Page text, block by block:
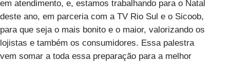
em atendimento, e, estamos trabalhando para o Natal
deste ano, em parceria com a TV Rio Sul e o Sicoob,
para que seja o mais bonito e o maior, valorizando os
lojistas e também os consumidores. Essa palestra
vem somar a toda essa preparação para a melhor